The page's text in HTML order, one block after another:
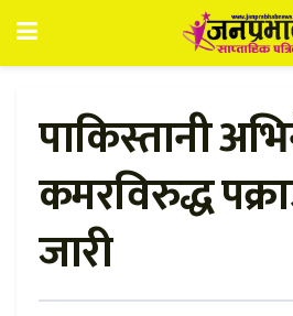
पाकिस्तानी
कमरविरुद्ध
जारी